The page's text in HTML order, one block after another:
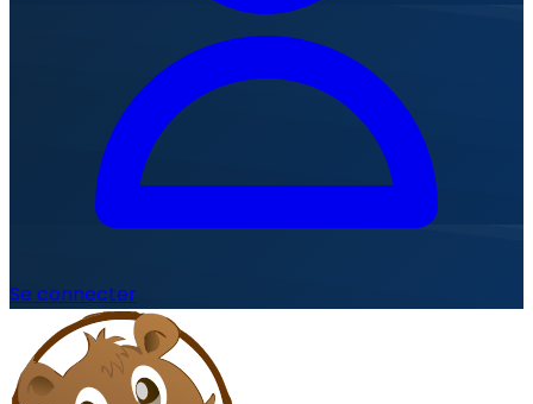
Se connecter